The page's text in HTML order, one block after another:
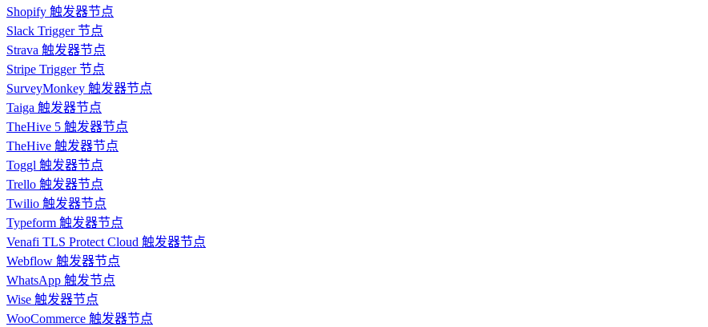
Shopify 触发器节点
Slack Trigger 节点
Strava 触发器节点
Stripe Trigger 节点
SurveyMonkey 触发器节点
Taiga 触发器节点
TheHive 5 触发器节点
TheHive 触发器节点
Toggl 触发器节点
Trello 触发器节点
Twilio 触发器节点
Typeform 触发器节点
Venafi TLS Protect Cloud 触发器节点
Webflow 触发器节点
WhatsApp 触发节点
Wise 触发器节点
WooCommerce 触发器节点